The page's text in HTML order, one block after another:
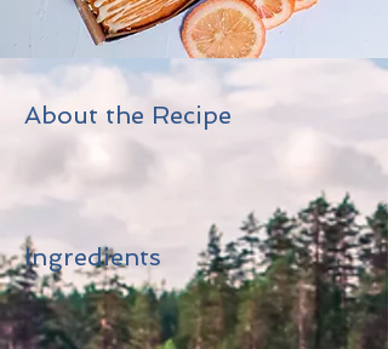
About the Recipe
Ingredients